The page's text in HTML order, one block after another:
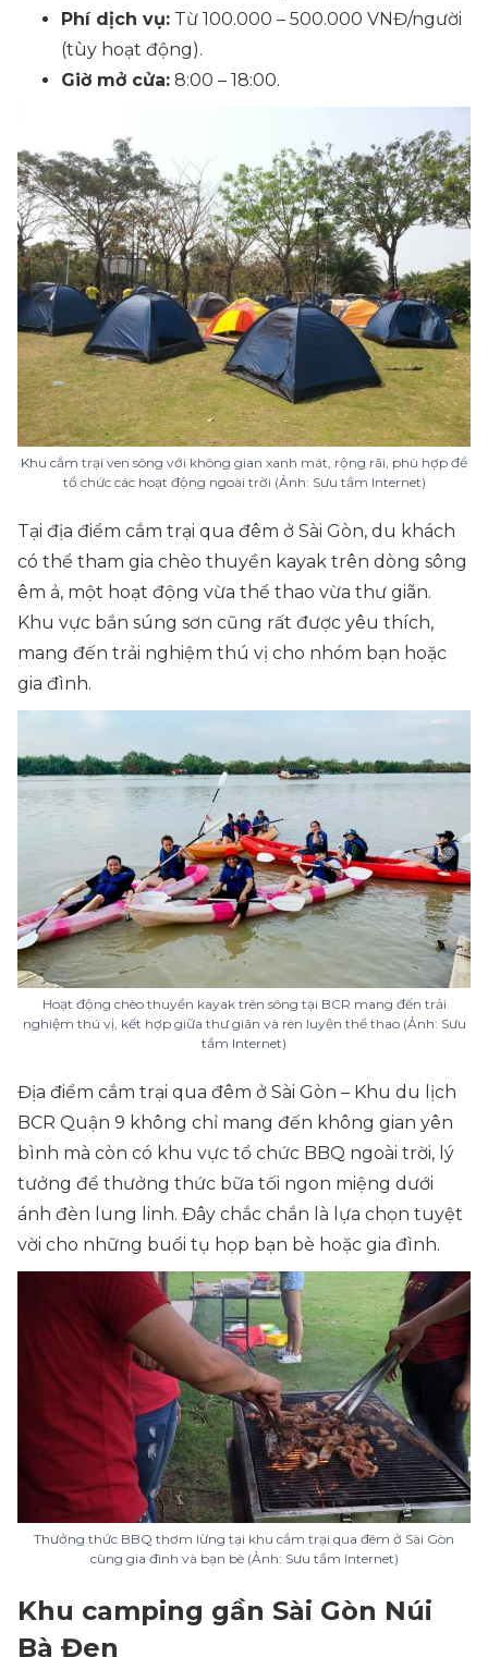
Phí dịch vụ: Từ 100.000 – 500.000 VNĐ/người
(tùy hoạt động).
Giờ mở cửa: 8:00 – 18:00.
Khu cắm trại ven sông với không gian xanh mát, rộng rãi, phù hợp để
tổ chức các hoạt động ngoài trời (Ảnh: Sưu tầm Internet)
Tại địa điểm cắm trại qua đêm ở Sài Gòn, du khách
có thể tham gia chèo thuyền kayak trên dòng sông
êm ả, một hoạt động vừa thể thao vừa thư giãn.
Khu vực bắn súng sơn cũng rất được yêu thích,
mang đến trải nghiệm thú vị cho nhóm bạn hoặc
gia đình.
Hoạt động chèo thuyền kayak trên sông tại BCR mang đến trải
nghiệm thú vị, kết hợp giữa thư giãn và rèn luyện thể thao (Ảnh: Sưu
tầm Internet)
Địa điểm cắm trại qua đêm ở Sài Gòn – Khu du lịch
BCR Quận 9 không chỉ mang đến không gian yên
bình mà còn có khu vực tổ chức BBQ ngoài trời, lý
tưởng để thưởng thức bữa tối ngon miệng dưới
ánh đèn lung linh. Đây chắc chắn là lựa chọn tuyệt
vời cho những buổi tụ họp bạn bè hoặc gia đình.
Thưởng thức BBQ thơm lừng tại khu cắm trại qua đêm ở Sài Gòn
cùng gia đình và bạn bè (Ảnh: Sưu tầm Internet)
Khu camping gần Sài Gòn Núi
Bà Đen